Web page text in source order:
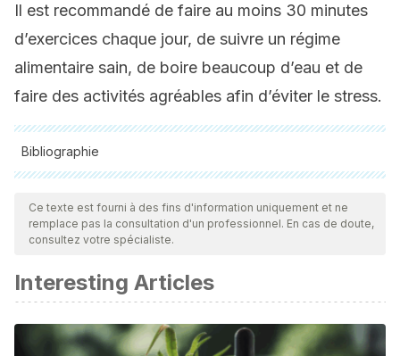
Il est recommandé de faire au moins 30 minutes
d’exercices chaque jour, de suivre un régime
alimentaire sain, de boire beaucoup d’eau et de
faire des activités agréables afin d’éviter le stress.
Bibliographie
Toutes les sources citées ont été examinées en profondeur
par notre équipe pour garantir leur qualité, leur fiabilité, leur
actualité et leur validité. La bibliographie de cet article a été
ou scientifique
Imagen principal cortesía de© wikiHow.com
Schneiderman, N., Ironson, G., & Siegel, S. D. (2005). Stress
Ce texte est fourni à des fins d'information uniquement et ne
remplace pas la consultation d'un professionnel. En cas de doute,
consultez votre spécialiste.
Interesting Articles